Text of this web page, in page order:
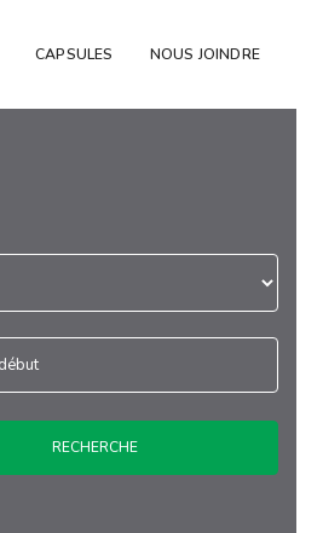
CAPSULES NOUS JOINDRE
RECHERCHE